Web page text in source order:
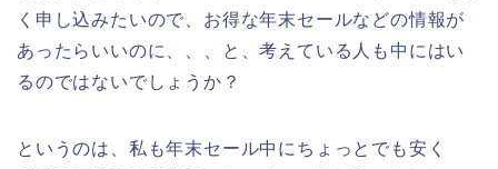
く申し込みたいので、お得な年末セールなどの情報が
あったらいいのに、、、と、考えている人も中にはい
るのではないでしょうか？
というのは、私も年末セール中にちょっとでも安く